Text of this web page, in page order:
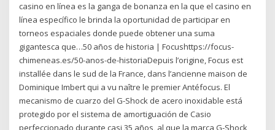
casino en línea es la ganga de bonanza en la que el casino en
línea específico le brinda la oportunidad de participar en
torneos espaciales donde puede obtener una suma
gigantesca que…50 años de historia | Focushttps://focus-
chimeneas.es/50-anos-de-historiaDepuis l’origine, Focus est
installée dans le sud de la France, dans l’ancienne maison de
Dominique Imbert qui a vu naître le premier Antéfocus. El
mecanismo de cuarzo del G-Shock de acero inoxidable está
protegido por el sistema de amortiguación de Casio